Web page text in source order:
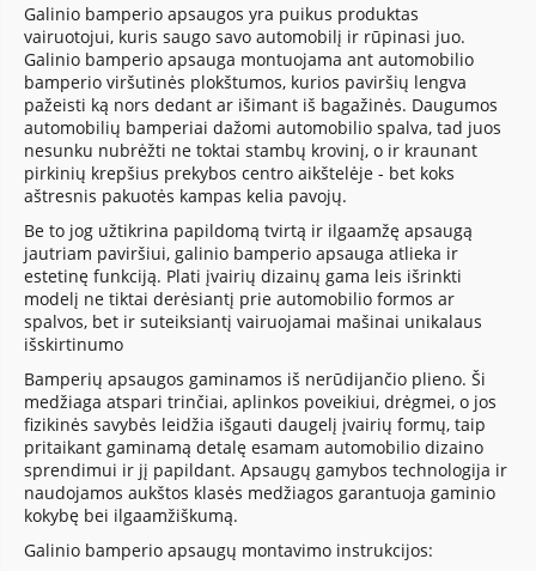
Galinio bamperio apsaugos yra puikus produktas
vairuotojui, kuris saugo savo automobilį ir rūpinasi juo.
Galinio bamperio apsauga montuojama ant automobilio
bamperio viršutinės plokštumos, kurios paviršių lengva
pažeisti ką nors dedant ar išimant iš bagažinės. Daugumos
automobilių bamperiai dažomi automobilio spalva, tad juos
nesunku nubrėžti ne toktai stambų krovinį, o ir kraunant
pirkinių krepšius prekybos centro aikštelėje - bet koks
aštresnis pakuotės kampas kelia pavojų.
Be to jog užtikrina papildomą tvirtą ir ilgaamžę apsaugą
jautriam paviršiui, galinio bamperio apsauga atlieka ir
estetinę funkciją. Plati įvairių dizainų gama leis išrinkti
modelį ne tiktai derėsiantį prie automobilio formos ar
spalvos, bet ir suteiksiantį vairuojamai mašinai unikalaus
išskirtinumo
Bamperių apsaugos gaminamos iš nerūdijančio plieno. Ši
medžiaga atspari trinčiai, aplinkos poveikiui, drėgmei, o jos
fizikinės savybės leidžia išgauti daugelį įvairių formų, taip
pritaikant gaminamą detalę esamam automobilio dizaino
sprendimui ir jį papildant. Apsaugų gamybos technologija ir
naudojamos aukštos klasės medžiagos garantuoja gaminio
kokybę bei ilgaamžiškumą.
Galinio bamperio apsaugų montavimo instrukcijos: